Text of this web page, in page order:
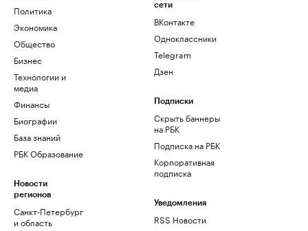
Политика
Экономика
Общество
Бизнес
Технологии и
медиа
Финансы
Биографии
База знаний
РБК Образование
Новости
регионов
Санкт-Петербург
и область
сети
ВКонтакте
Одноклассники
Telegram
Дзен
Подписки
Скрыть баннеры
на РБК
Подписка на РБК
Корпоративная
подписка
Уведомления
RSS Новости